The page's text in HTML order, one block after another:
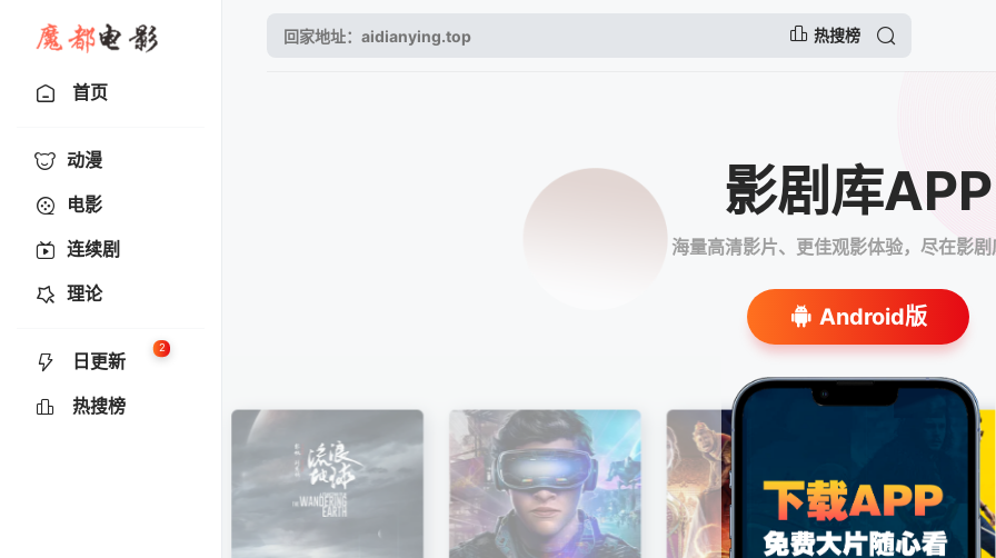
热搜榜
首页
动漫
电影
连续剧
理论
日更新
2
热搜榜
影剧库APP
海量高清影片、更佳观影体验，尽在影
Android版